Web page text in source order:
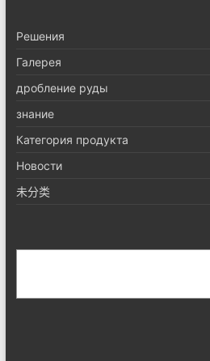
Pешения
Галерея
дробление руды
знание
Категория продукта
Новости
未分类